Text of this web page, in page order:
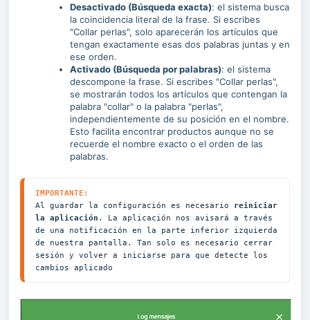
Desactivado (Búsqueda exacta): el sistema busca
la coincidencia literal de la frase. Si escribes
"Collar perlas", solo aparecerán los artículos que
tengan exactamente esas dos palabras juntas y en
ese orden.
Activado (Búsqueda por palabras): el sistema
descompone la frase. Si escribes "Collar perlas",
se mostrarán todos los artículos que contengan la
palabra "collar" o la palabra "perlas",
independientemente de su posición en el nombre.
Esto facilita encontrar productos aunque no se
recuerde el nombre exacto o el orden de las
palabras.
IMPORTANTE:
Al guardar la configuración es necesario reiniciar
la aplicación . La aplicación nos avisará a través
de una notificación en la parte inferior izquierda
de nuestra pantalla. Tan solo es necesario cerrar
sesión y volver a iniciarse para que detecte los
cambios aplicado